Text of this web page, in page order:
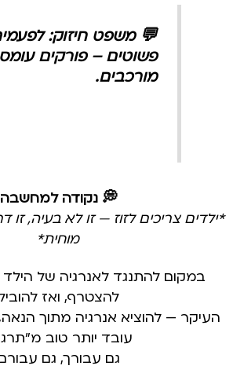
💬 משפט חיזוק:
פשוטים – פורקים
מורכבים.
💭 נקודה
*ילדים צריכים לזוז — זו לא בעיה, זו
מוחית*
במקום להתנגד לאנרגיה של
להצטרף, ואז
העיקר — להוציא אנרגיה מתוך
עובד יותר טוב
גם עבורך, גם